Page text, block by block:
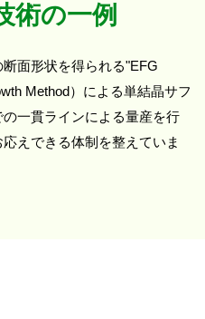
術の一例
面形状を得られる"EFG
Method）による単結晶サフ
一貫ラインによる量産を行
えできる体制を整えていま